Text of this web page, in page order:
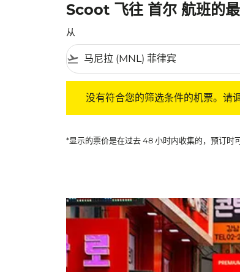
Scoot 飞往 首尔 航班的
从
flight_takeoff
没有符合您的筛选条件的机票。请
*显示的票价是在过去 48 小时内收集的，预订时